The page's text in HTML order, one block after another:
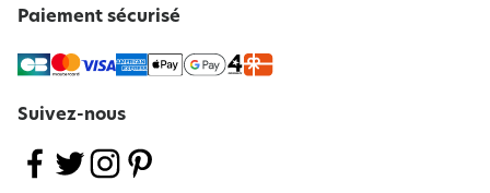
Paiement sécurisé
Suivez-nous